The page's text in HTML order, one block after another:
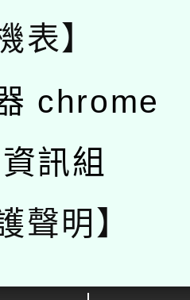
表】
chrome
訊組
聲明】